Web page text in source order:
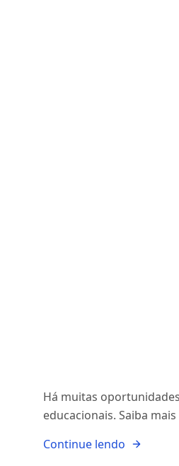
Há muitas
educacionais. Saiba
Continue lendo